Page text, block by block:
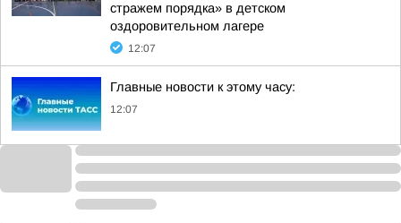
стражем порядка» в детском
оздоровительном лагере
12:07
Главные новости к этому часу:
12:07